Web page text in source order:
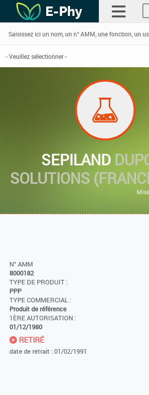
SEPILAND
SOLUTIONS
N° AMM
8000182
TYPE DE PRODUIT :
PPP
TYPE COMMERCIAL :
Produit de référence
1ÈRE AUTORISATION :
01/12/1980
RETIRÉ
date de retrait : 01/02/1991